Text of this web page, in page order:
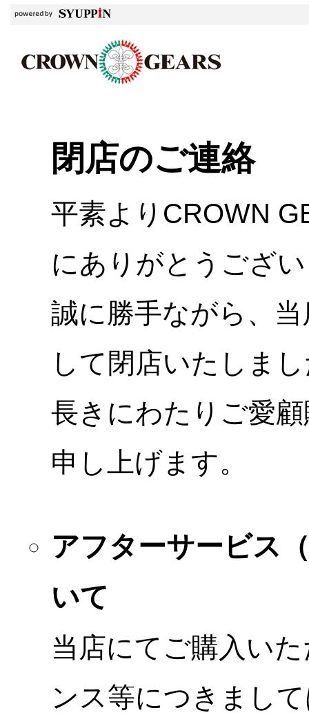
閉店のご連絡
平素よりCROWN
にありがとうござ
誠に勝手ながら、
して閉店いたしま
長きにわたりご愛
申し上げます。
アフターサービス
いて
当店にてご購入い
ンス等につきまし